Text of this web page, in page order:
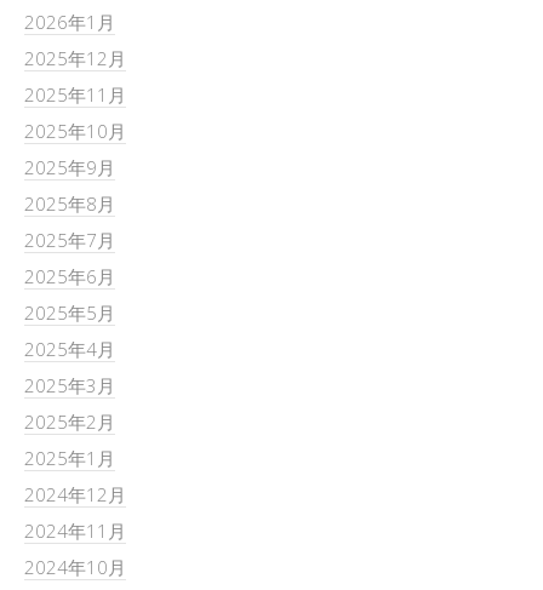
2026年1月
2025年12月
2025年11月
2025年10月
2025年9月
2025年8月
2025年7月
2025年6月
2025年5月
2025年4月
2025年3月
2025年2月
2025年1月
2024年12月
2024年11月
2024年10月